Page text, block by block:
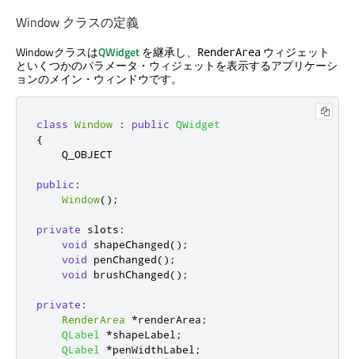
Window クラスの定義
WindowクラスはQWidgetを継承し、 RenderArea ウィジェット
といくつかのパラメータ・ウィジェットを表示するアプリケーシ
ョンのメイン・ウィンドウです。
class Window : public QWidget
{
    Q_OBJECT
public :
Window();
private slots :
void shapeChanged();
void penChanged();
void brushChanged();
private :
RenderArea
*renderArea ;
QLabel
*shapeLabel ;
QLabel
*penWidthLabel ;